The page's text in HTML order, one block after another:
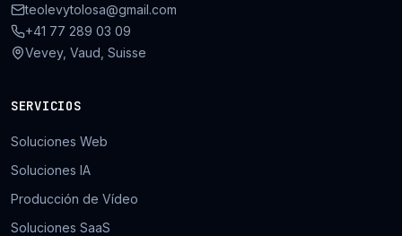
teolevytolosa@gmail.com
+41 77 289 03 09
Vevey, Vaud, Suisse
SERVICIOS
Soluciones Web
Soluciones IA
Producción de Vídeo
Soluciones SaaS